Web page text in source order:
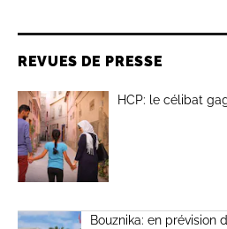
REVUES DE PRESSE
HCP: le célibat
Bouznika: en prévision